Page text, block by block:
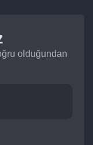
olduğundan